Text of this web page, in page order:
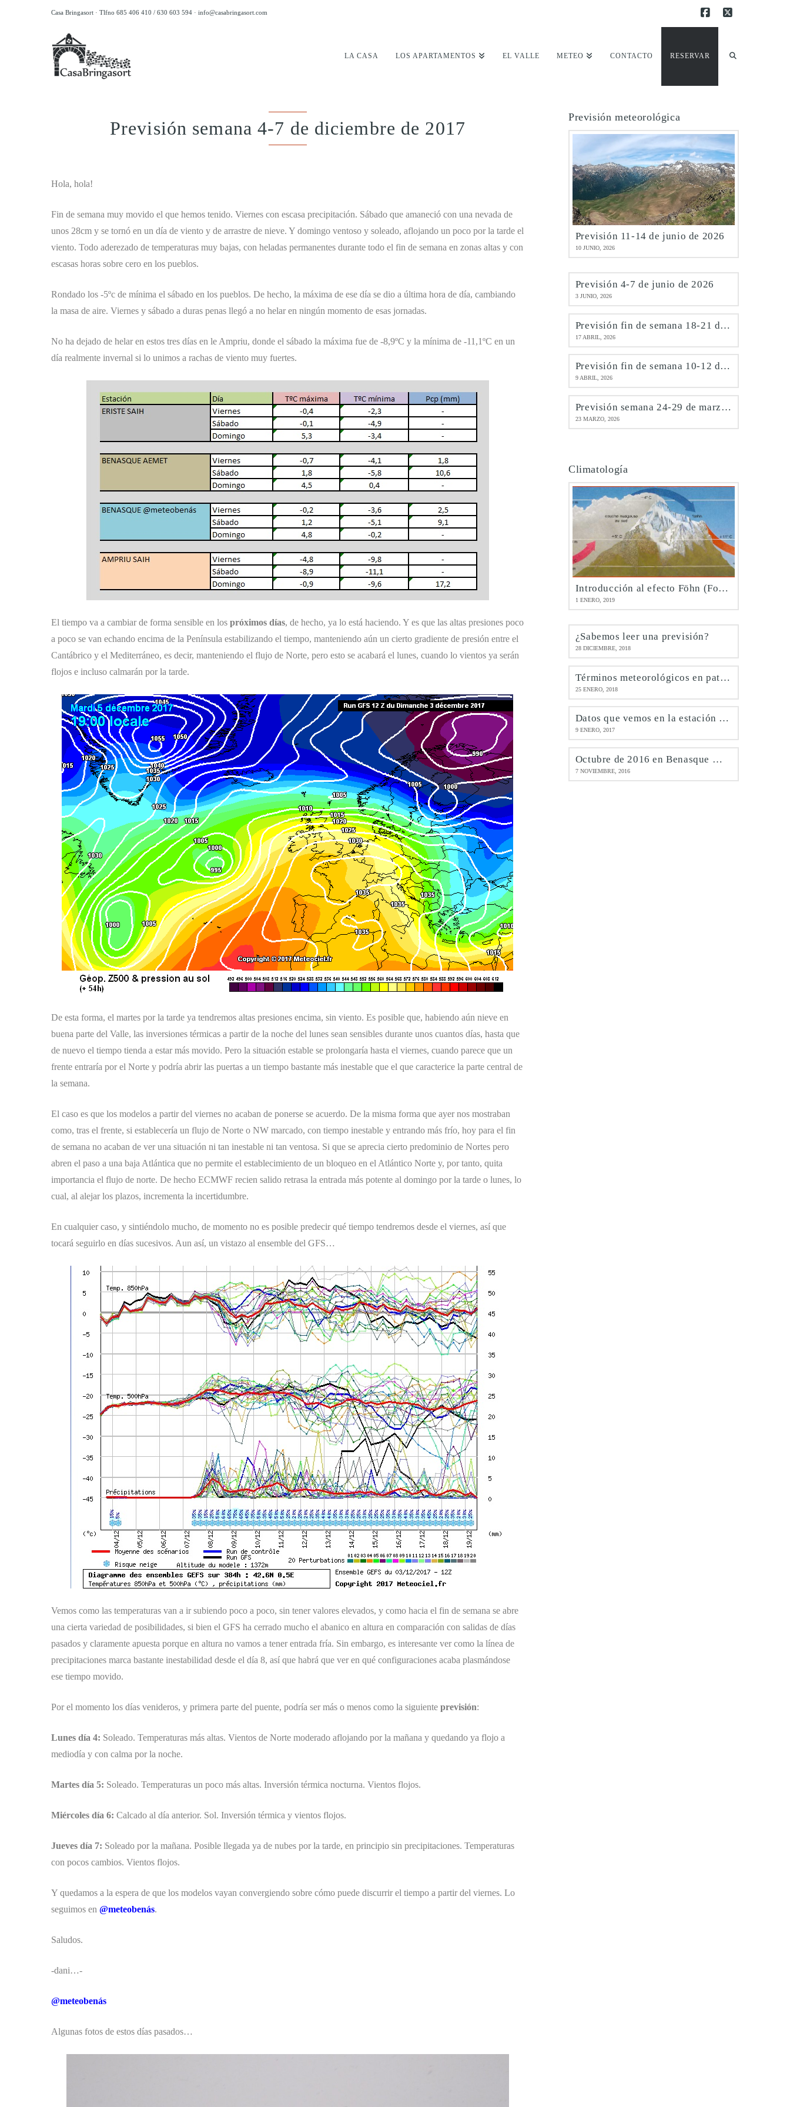
Casa Bringasort · Tlfno 685 406 410 / 630 603 594 · info@casabringasort.com
LA CASA LOS APARTAMENTOS EL VALLE METEO CONTACTO RESERVAR
Previsión semana 4-7 de diciembre de 2017
Hola, hola!
Fin de semana muy movido el que hemos tenido. Viernes con escasa precipitación. Sábado que amaneció con una nevada de
unos 28cm y se tornó en un día de viento y de arrastre de nieve. Y domingo ventoso y soleado, aflojando un poco por la tarde el
viento. Todo aderezado de temperaturas muy bajas, con heladas permanentes durante todo el fin de semana en zonas altas y con
escasas horas sobre cero en los pueblos.
Rondado los -5ºc de mínima el sábado en los pueblos. De hecho, la máxima de ese día se dio a última hora de día, cambiando
la masa de aire. Viernes y sábado a duras penas llegó a no helar en ningún momento de esas jornadas.
No ha dejado de helar en estos tres días en le Ampriu, donde el sábado la máxima fue de -8,9ºC y la mínima de -11,1ºC en un
día realmente invernal si lo unimos a rachas de viento muy fuertes.
El tiempo va a cambiar de forma sensible en los próximos días, de hecho, ya lo está haciendo. Y es que las altas presiones poco
a poco se van echando encima de la Península estabilizando el tiempo, manteniendo aún un cierto gradiente de presión entre el
Cantábrico y el Mediterráneo, es decir, manteniendo el flujo de Norte, pero esto se acabará el lunes, cuando lo vientos ya serán
flojos e incluso calmarán por la tarde.
De esta forma, el martes por la tarde ya tendremos altas presiones encima, sin viento. Es posible que, habiendo aún nieve en
buena parte del Valle, las inversiones térmicas a partir de la noche del lunes sean sensibles durante unos cuantos días, hasta que
de nuevo el tiempo tienda a estar más movido. Pero la situación estable se prolongaría hasta el viernes, cuando parece que un
frente entraría por el Norte y podría abrir las puertas a un tiempo bastante más inestable que el que caracterice la parte central de
la semana.
El caso es que los modelos a partir del viernes no acaban de ponerse se acuerdo. De la misma forma que ayer nos mostraban
como, tras el frente, si establecería un flujo de Norte o NW marcado, con tiempo inestable y entrando más frío, hoy para el fin
de semana no acaban de ver una situación ni tan inestable ni tan ventosa. Si que se aprecia cierto predominio de Nortes pero
abren el paso a una baja Atlántica que no permite el establecimiento de un bloqueo en el Atlántico Norte y, por tanto, quita
importancia el flujo de norte. De hecho ECMWF recien salido retrasa la entrada más potente al domingo por la tarde o lunes, lo
cual, al alejar los plazos, incrementa la incertidumbre.
En cualquier caso, y sintiéndolo mucho, de momento no es posible predecir qué tiempo tendremos desde el viernes, así que
tocará seguirlo en días sucesivos. Aun así, un vistazo al ensemble del GFS…
Vemos como las temperaturas van a ir subiendo poco a poco, sin tener valores elevados, y como hacia el fin de semana se abre
una cierta variedad de posibilidades, si bien el GFS ha cerrado mucho el abanico en altura en comparación con salidas de días
pasados y claramente apuesta porque en altura no vamos a tener entrada fría. Sin embargo, es interesante ver como la línea de
precipitaciones marca bastante inestabilidad desde el día 8, así que habrá que ver en qué configuraciones acaba plasmándose
ese tiempo movido.
Por el momento los días venideros, y primera parte del puente, podría ser más o menos como la siguiente previsión:
Lunes día 4: Soleado. Temperaturas más altas. Vientos de Norte moderado aflojando por la mañana y quedando ya flojo a
mediodía y con calma por la noche.
Martes día 5: Soleado. Temperaturas un poco más altas. Inversión térmica nocturna. Vientos flojos.
Miércoles día 6: Calcado al día anterior. Sol. Inversión térmica y vientos flojos.
Jueves día 7: Soleado por la mañana. Posible llegada ya de nubes por la tarde, en principio sin precipitaciones. Temperaturas
con pocos cambios. Vientos flojos.
Y quedamos a la espera de que los modelos vayan convergiendo sobre cómo puede discurrir el tiempo a partir del viernes. Lo
seguimos en @meteobenás.
Saludos.
-dani…-
@meteobenás
Algunas fotos de estos días pasados…
Previsión meteorológica
Previsión 11-14 de junio de 2026
10 JUNIO, 2026
Previsión 4-7 de junio de 2026
3 JUNIO, 2026
Previsión fin de semana 18-21 de abril de 2026
17 ABRIL, 2026
Previsión fin de semana 10-12 de abril de 2026
9 ABRIL, 2026
Previsión semana 24-29 de marzo de 2026
23 MARZO, 2026
Climatología
Introducción al efecto Föhn (Foehn)
1 ENERO, 2019
¿Sabemos leer una previsión?
28 DICIEMBRE, 2018
Términos meteorológicos en patués
25 ENERO, 2018
Datos que vemos en la estación de Benasque @meteobenás
9 ENERO, 2017
Octubre de 2016 en Benasque @meteobenás
7 NOVIEMBRE, 2016